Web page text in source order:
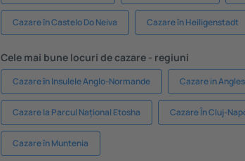
Cazare în Castelo Do Neiva Cazare în Heiligenstadt
Cele mai bune locuri de cazare - regiuni
Cazare ȋn Insulele Anglo-Normande Cazare in
Cazare la Parcul Național Etosha Cazare În Cluj-
Cazare în Muntenia